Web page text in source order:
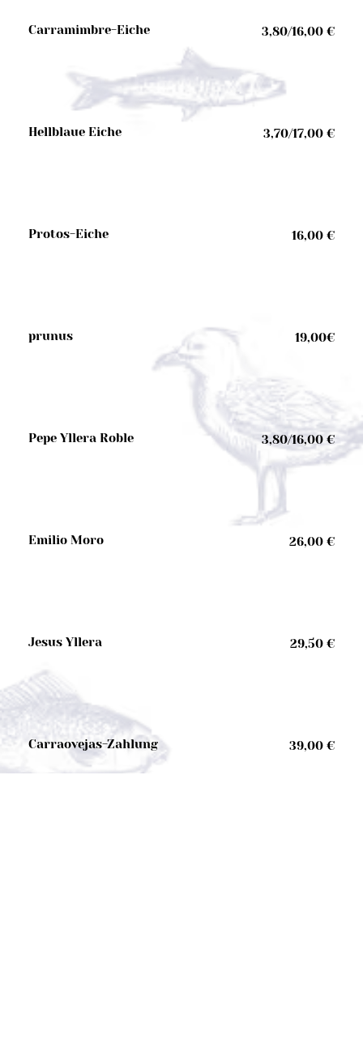
Carramimbre-Eiche 3,80/16,00 €
Hellblaue Eiche 3,70/17,00 €
Protos-Eiche 16,00 €
prunus 19,00€
Pepe Yllera Roble 3,80/16,00 €
Emilio Moro 26,00 €
Jesus Yllera 29,50 €
Carraovejas-Zahlung 39,00 €